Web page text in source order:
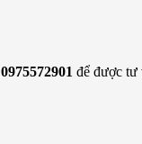
0975572901 để được tư